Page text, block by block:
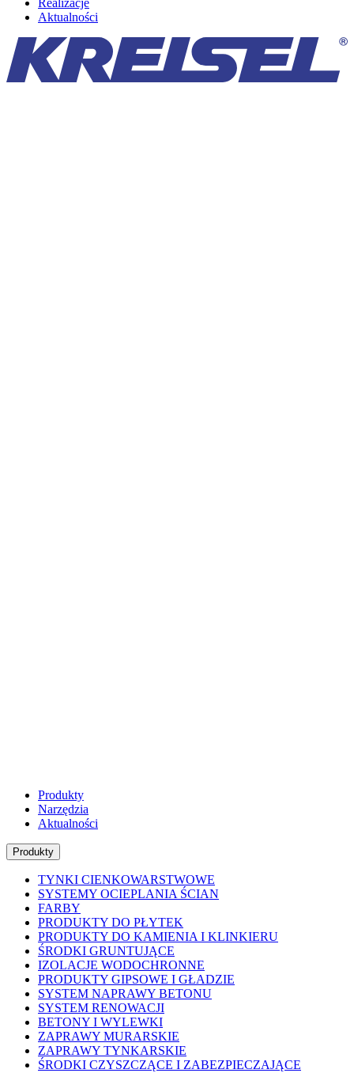
Aktualności
Produkty
Narzędzia
Aktualności
Produkty
TYNKI CIENKOWARSTWOWE
SYSTEMY OCIEPLANIA ŚCIAN
FARBY
PRODUKTY DO PŁYTEK
PRODUKTY DO KAMIENIA I KLINKIERU
ŚRODKI GRUNTUJĄCE
IZOLACJE WODOCHRONNE
PRODUKTY GIPSOWE I GŁADZIE
SYSTEM NAPRAWY BETONU
SYSTEM RENOWACJI
BETONY I WYLEWKI
ZAPRAWY MURARSKIE
ZAPRAWY TYNKARSKIE
ŚRODKI CZYSZCZĄCE I ZABEZPIECZAJĄCE